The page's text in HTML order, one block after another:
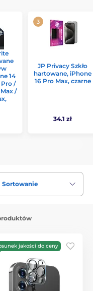
14
Pro /
/
JP Privacy Szkło
hartowane, iPhone
16 Pro Max, czarne
34.1 zł
Sortowanie
jakości do ceny